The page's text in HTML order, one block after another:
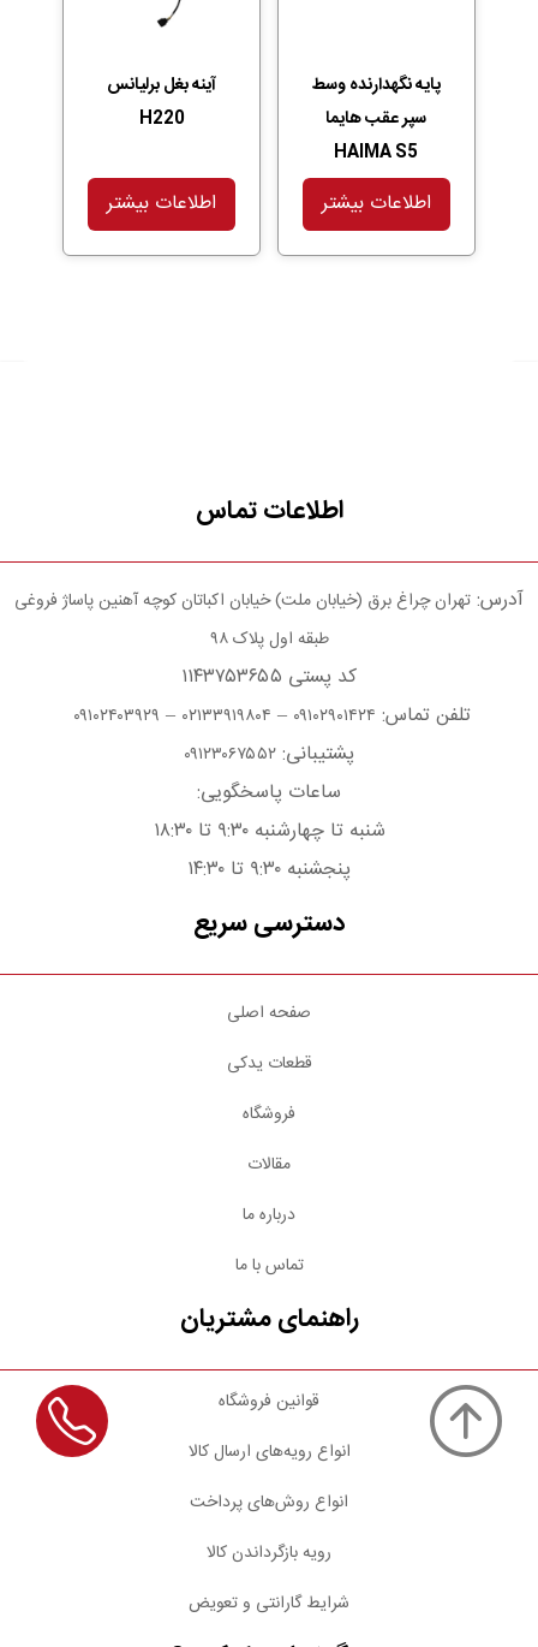
پایه نگهدارنده وسط
سپر عقب هایما
HAIMA S5
اطلاعات بیشتر
آینه بغل برلیانس
H220
اطلاعات بیشتر
اطلاعات تماس
آدرس: تهران چراغ برق (خیابان ملت) خیابان اکباتان کوچه آهنین پاساژ فروغی
طبقه اول پلاک ۹۸
کد پستی ۱۱۴۳۷۵۳۶۵۵
تلفن تماس: ۰۹۱۰۲۹۰۱۴۲۴ – ۰۲۱۳۳۹۱۹۸۰۴ – ۰۹۱۰۲۴۰۳۹۲۹
پشتیبانی: ۰۹۱۲۳۰۶۷۵۵۲
ساعات پاسخگویی:
شنبه تا چهارشنبه ۹:۳۰ تا ۱۸:۳۰
پنجشنبه ۹:۳۰ تا ۱۴:۳۰
دسترسی سریع
صفحه اصلی
قطعات یدکی
فروشگاه
مقالات
درباره ما
تماس با ما
راهنمای مشتریان
قوانین فروشگاه
انواع رویه‌های ارسال کالا
انواع روش‌های پرداخت
رویه بازگرداندن کالا
شرایط گارانتی و تعویض